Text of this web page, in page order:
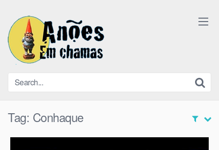
content
Tag: Conhaque